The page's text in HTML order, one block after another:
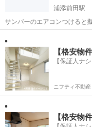
浦添前田駅
サンバーのエアコンつけると
が。、 時々。。ききが悪くな
す。
【格安物
【保証人ナ
ニフティ不動産
【格安物